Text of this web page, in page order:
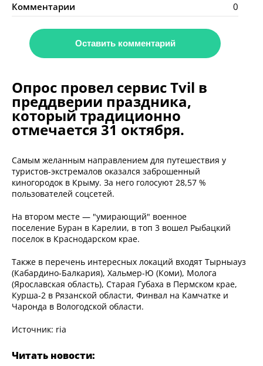
Комментарии
0
Оставить комментарий
Опрос провел сервис Tvil в
преддверии праздника,
который традиционно
отмечается 31 октября.
Самым желанным направлением для путешествия у
туристов-экстремалов оказался заброшенный
киногородок в Крыму. За него голосуют 28,57 %
пользователей соцсетей.
На втором месте — "умирающий" военное
поселение Буран в Карелии, в топ 3 вошел Рыбацкий
поселок в Краснодарском крае.
Также в перечень интересных локаций входят Тырныауз
(Кабардино-Балкария), Хальмер-Ю (Коми), Молога
(Ярославская область), Старая Губаха в Пермском крае,
Курша-2 в Рязанской области, Финвал на Камчатке и
Чаронда в Вологодской области.
Источник: ria
Читать новости: